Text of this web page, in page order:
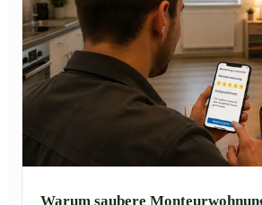
Warum saubere